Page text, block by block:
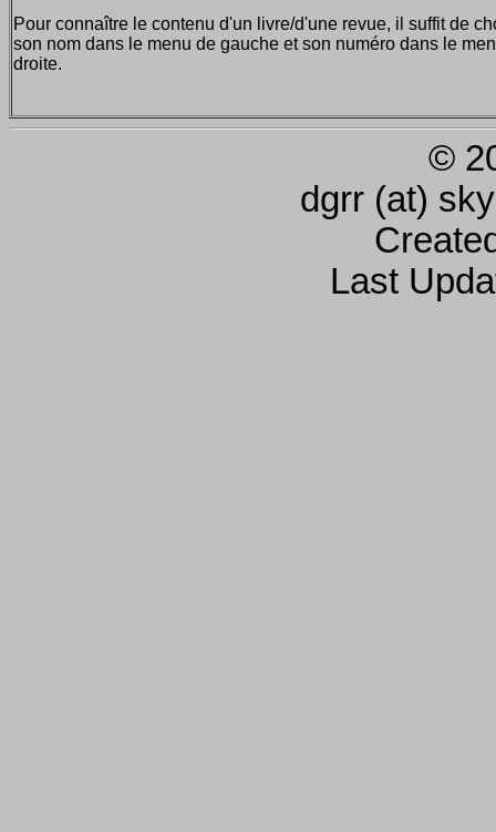
Pour connaître le contenu d'un livre/d'une revue, il suffit de
son nom dans le menu de gauche et son numéro dans le
droite.
©
dgrr (at)
Last